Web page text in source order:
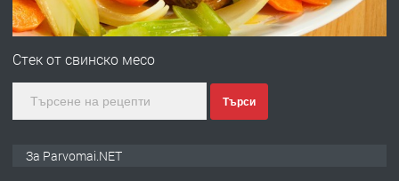
ПРЕДЛАГА
Първи поход "По стъпките на Ангел
Стек от свинско месо
Търси
За Parvomai.NET